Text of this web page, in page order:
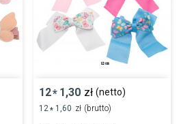
12* 1,30 zł (netto)
12* 1,60 zł (brutto)